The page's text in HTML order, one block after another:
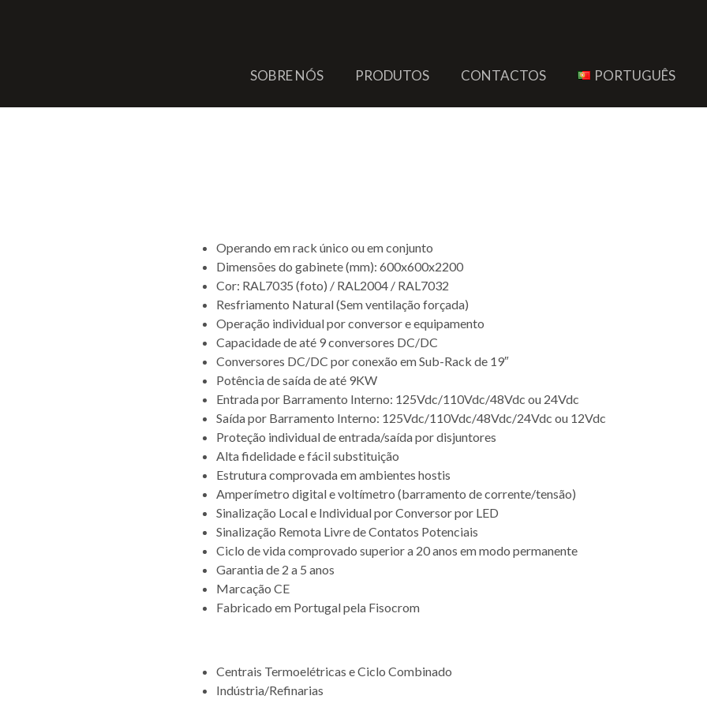
SOBRE NÓS PRODUTOS CONTACTOS PORTUGUÊS
Operando em rack único ou em conjunto
Dimensões do gabinete (mm): 600x600x2200
Cor: RAL7035 (foto) / RAL2004 / RAL7032
Resfriamento Natural (Sem ventilação forçada)
Operação individual por conversor e equipamento
Capacidade de até 9 conversores DC/DC
Conversores DC/DC por conexão em Sub-Rack de 19″
Potência de saída de até 9KW
Entrada por Barramento Interno: 125Vdc/110Vdc/48Vdc ou 24Vdc
Saída por Barramento Interno: 125Vdc/110Vdc/48Vdc/24Vdc ou 12Vdc
Proteção individual de entrada/saída por disjuntores
Alta fidelidade e fácil substituição
Estrutura comprovada em ambientes hostis
Amperímetro digital e voltímetro (barramento de corrente/tensão)
Sinalização Local e Individual por Conversor por LED
Sinalização Remota Livre de Contatos Potenciais
Ciclo de vida comprovado superior a 20 anos em modo permanente
Garantia de 2 a 5 anos
Marcação CE
Fabricado em Portugal pela Fisocrom
Centrais Termoelétricas e Ciclo Combinado
Indústria/Refinarias